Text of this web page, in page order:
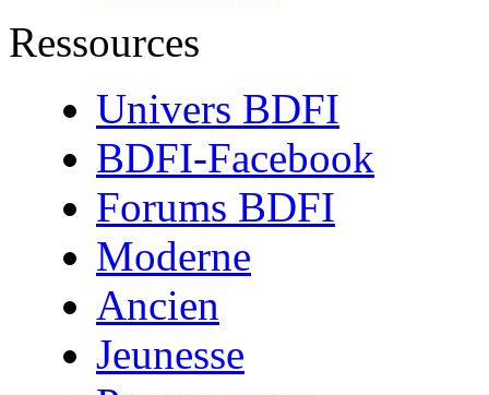
Ressources
Univers BDFI
BDFI-Facebook
Forums BDFI
Moderne
Ancien
Jeunesse